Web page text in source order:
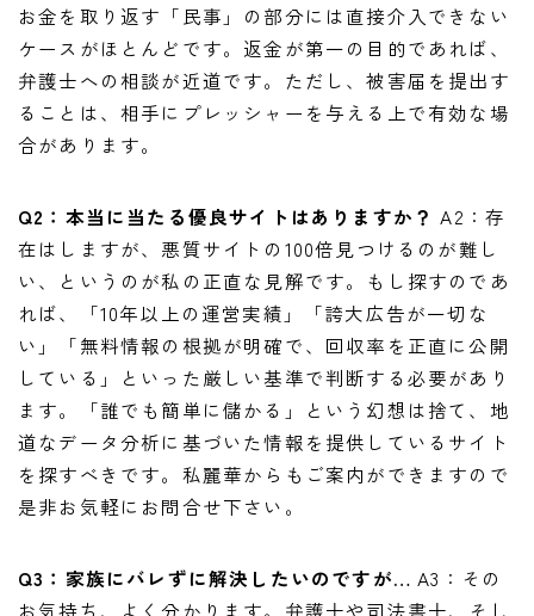
お金を取り返す「民事」の部分には直接介入できない
ケースがほとんどです。返金が第一の目的であれば、
弁護士への相談が近道です。ただし、被害届を提出す
ることは、相手にプレッシャーを与える上で有効な場
合があります。
Q2：本当に当たる優良サイトはありますか？ A2：存
在はしますが、悪質サイトの100倍見つけるのが難し
い、というのが私の正直な見解です。もし探すのであ
れば、「10年以上の運営実績」「誇大広告が一切な
い」「無料情報の根拠が明確で、回収率を正直に公開
している」といった厳しい基準で判断する必要があり
ます。「誰でも簡単に儲かる」という幻想は捨て、地
道なデータ分析に基づいた情報を提供しているサイト
を探すべきです。私麗華からもご案内ができますので
是非お気軽にお問合せ下さい。
Q3：家族にバレずに解決したいのですが… A3：その
お気持ち、よく分かります。弁護士や司法書士、そし
LINE追加して副業の相談をする
副業の専門家みさきと友達になる